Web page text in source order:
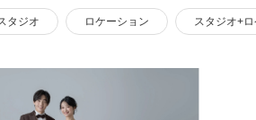
ペットと撮影
タジオ ロケーション スタジオ+